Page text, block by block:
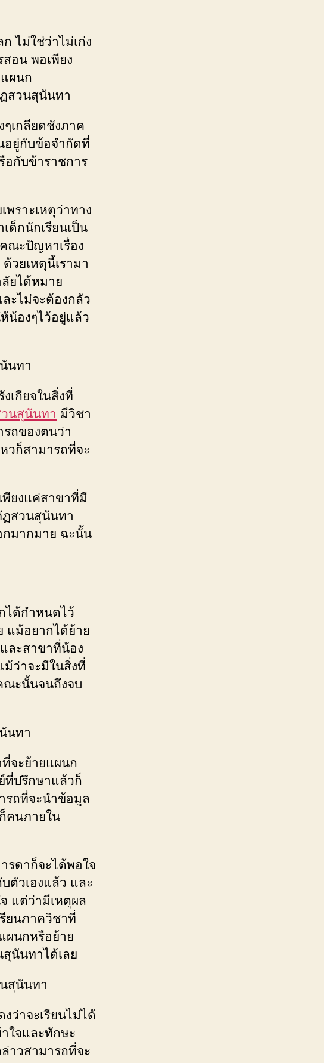
ไม่ใช่ว่าไม่เก่ง
อน พอเพียง
ผนก
สวนสุนันทา
เกลียดชังภาค
อยู่กับข้อจำกัดที่
อกับข้าราชการ
พราะเหตุว่าทาง
ด็กนักเรียนเป็น
ณะปัญหาเรื่อง
วยเหตุนี้เรามา
ยได้หมาย
ะไม่จะต้องกลัว
น้องๆไว้อยู่แล้ว
นทา
เกียจในสิ่งที่
นสุนันทา มีวิชา
ถของตนว่า
วก็สามารถที่จะ
พียงแค่สาขาที่มี
ฏสวนสุนันทา
กมากมาย ฉะนั้น
ได้กำหนดไว้
แม้อยากได้ย้าย
ละสาขาที่น้อง
ว่าจะมีในสิ่งที่
ณะนั้นจนถึงจบ
นทา
จะย้ายแผนก
ที่ปรึกษาแล้วก็
รถที่จะนำข้อมูล
คนภายใน
รดาก็จะได้พอใจ
ตัวเองแล้ว และ
แต่ว่ามีเหตุผล
ยนภาควิชาที่
ผนกหรือย้าย
นันทาได้เลย
สุนันทา
ว่าจะเรียนไม่ได้
ใจและทักษะ
าวสามารถที่จะ